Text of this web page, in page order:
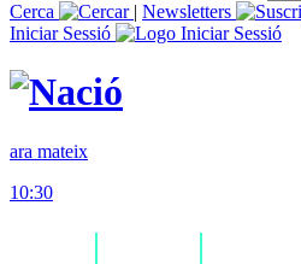
Cerca
| Newsletters
Iniciar Sessió
ara mateix
10:30